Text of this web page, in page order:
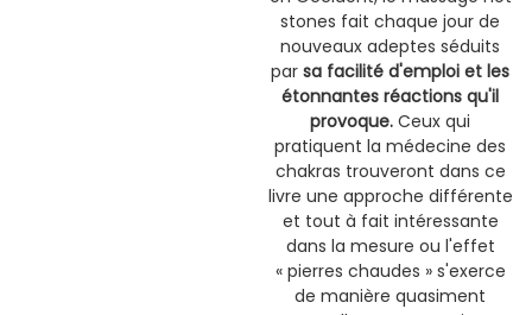
stones fait chaque jour de
nouveaux adeptes séduits
par sa facilité d'emploi et les
étonnantes réactions qu'il
provoque. Ceux qui
pratiquent la médecine des
chakras trouveront dans ce
livre une approche différente
et tout à fait intéressante
dans la mesure ou l'effet
« pierres chaudes » s'exerce
de manière quasiment